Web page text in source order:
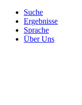
Suche
Ergebnisse
Sprache
Über Uns